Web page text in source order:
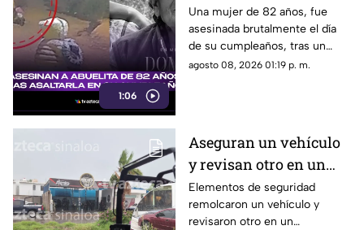
1:06
abuelita de 82 años tras
asaltarla en su
cumpleaños
Una mujer de 82 años, fue
asesinada brutalmente el día
de su cumpleaños, tras un
asalto por solo 90 pesos.
agosto 08, 2026 01:19 p. m.
Aseguran un vehículo
y revisan otro en un
autolavado de
Portalegre, Culiacán
Elementos de seguridad
remolcaron un vehículo y
revisaron otro en un